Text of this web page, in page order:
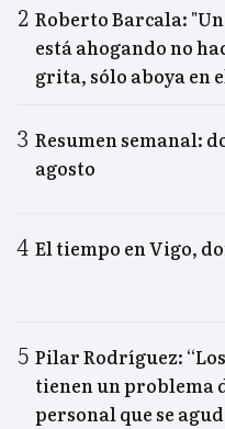
Roberto Barcala:
está ahogando no
grita, sólo aboya en
Resumen semanal:
agosto
El tiempo en Vigo,
Pilar Rodríguez:
tienen un problema
personal que se